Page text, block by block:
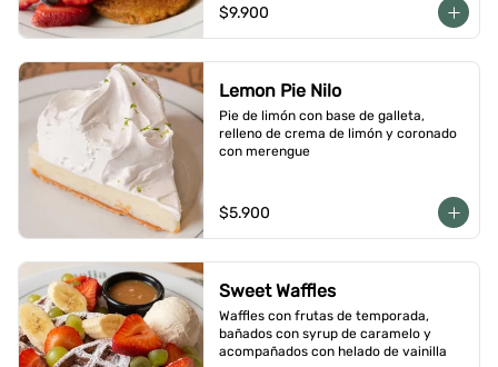
$9.900
Lemon Pie Nilo
Pie de limón con base de galleta,
relleno de crema de limón y coronado
con merengue
$5.900
Sweet Waffles
Waffles con frutas de temporada,
bañados con syrup de caramelo y
acompañados con helado de vainilla